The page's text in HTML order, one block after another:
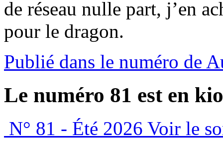
de réseau nulle part, j’en
pour le dragon.
Publié dans le numéro de
Le numéro 81 est en
N° 81 - Été 2026 Voir le